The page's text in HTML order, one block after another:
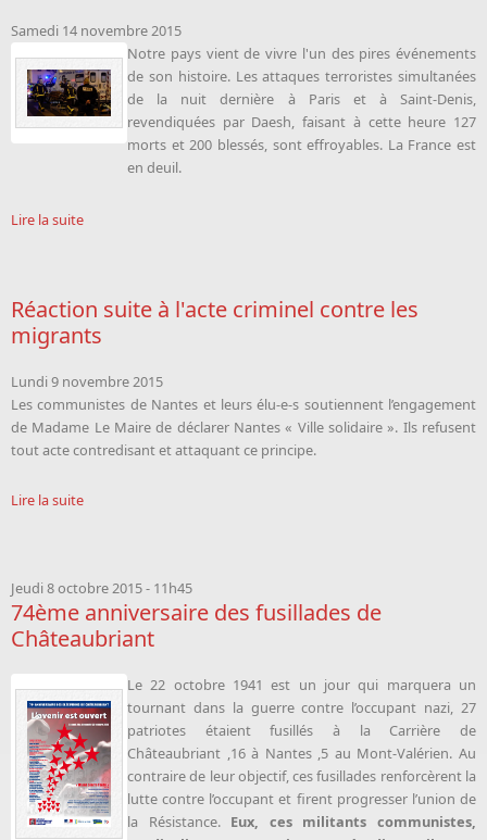
Samedi 14 novembre 2015
Notre pays vient de vivre l'un des pires événements
de son histoire. Les attaques terroristes simultanées
de la nuit dernière à Paris et à Saint-Denis,
revendiquées par Daesh, faisant à cette heure 127
morts et 200 blessés, sont effroyables. La France est
en deuil.
Lire la suite
Réaction suite à l'acte criminel contre les
migrants
Lundi 9 novembre 2015
Les communistes de Nantes et leurs élu-e-s soutiennent l’engagement
de Madame Le Maire de déclarer Nantes « Ville solidaire ». Ils refusent
tout acte contredisant et attaquant ce principe.
Lire la suite
Jeudi 8 octobre 2015 - 11h45
74ème anniversaire des fusillades de
Châteaubriant
Le 22 octobre 1941 est un jour qui marquera un
tournant dans la guerre contre l’occupant nazi, 27
patriotes étaient fusillés à la Carrière de
Châteaubriant ,16 à Nantes ,5 au Mont-Valérien. Au
contraire de leur objectif, ces fusillades renforcèrent la
lutte contre l’occupant et firent progresser l’union de
la Résistance. Eux, ces militants communistes,